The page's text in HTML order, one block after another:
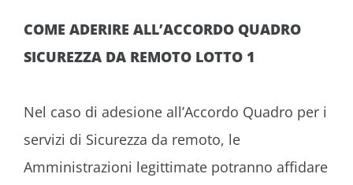
COME ADERIRE ALL’ACCORDO QUADRO
SICUREZZA DA REMOTO LOTTO 1
Nel caso di adesione all’Accordo Quadro per i
servizi di Sicurezza da remoto, le
Amministrazioni legittimate potranno affidare